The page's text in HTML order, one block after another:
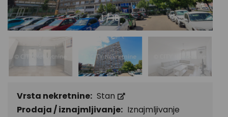
1/18
Vrsta nekretnine: Stan
Prodaja / iznajmljivanje: Iznajmljivanje